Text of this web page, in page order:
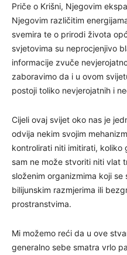
Priče o Krišni, Njegovim
Njegovim različitim
svemira te o prirodi života
svjetovima su neprocjenjivo
informacije zvuče
zaboravimo da i u ovom
postoji toliko nevjerojatnih i
Cijeli ovaj svijet oko nas je
odvija nekim svojim
kontrolirati niti imitirati, koliko
sam ne može stvoriti niti vlat
složenim organizmima koji
bilijunskim razmjerima ili
prostranstvima.
Mi možemo reći da u ove
generalno sebe smatra vrlo